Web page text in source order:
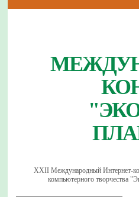
XXII Международный Интернет-
компьютерного творчества